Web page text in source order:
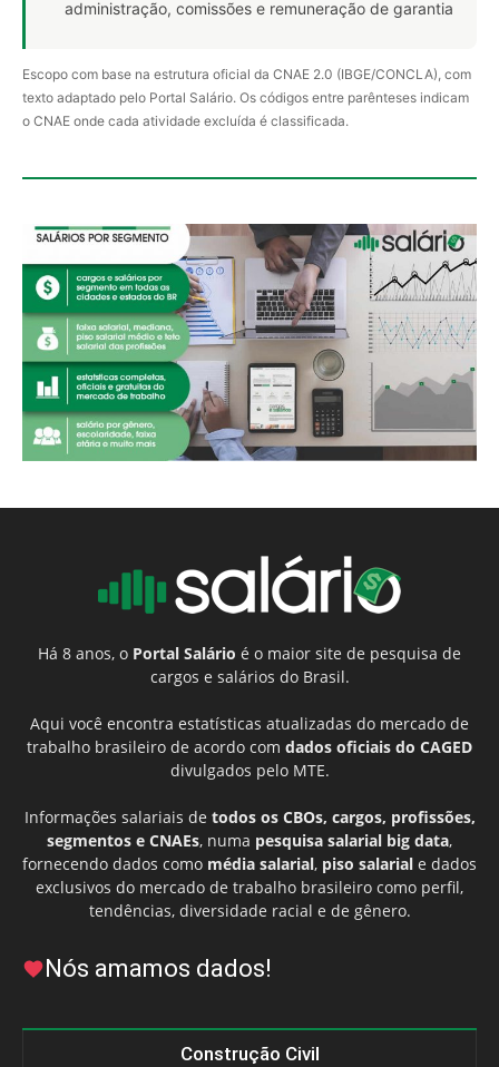
administração, comissões e remuneração de garantia
Escopo com base na estrutura oficial da CNAE 2.0 (IBGE/CONCLA), com
texto adaptado pelo Portal Salário. Os códigos entre parênteses indicam
o CNAE onde cada atividade excluída é classificada.
Há 8 anos, o Portal Salário é o maior site de pesquisa de
cargos e salários do Brasil.
Aqui você encontra estatísticas atualizadas do mercado de
trabalho brasileiro de acordo com dados oficiais do CAGED
divulgados pelo MTE.
Informações salariais de todos os CBOs, cargos, profissões,
segmentos e CNAEs, numa pesquisa salarial big data,
fornecendo dados como média salarial, piso salarial e dados
exclusivos do mercado de trabalho brasileiro como perfil,
tendências, diversidade racial e de gênero.
Nós amamos dados!
Construção Civil